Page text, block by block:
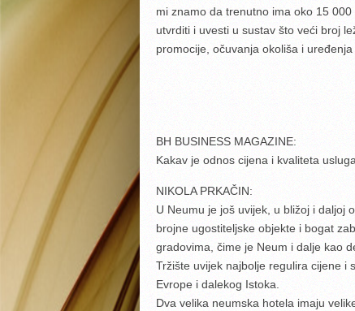
mi znamo da trenutno ima oko 15
utvrditi i uvesti u sustav što veći broj
promocije, očuvanja okoliša i uređenja
BH BUSINESS MAGAZINE:
Kakav je odnos cijena i kvaliteta
NIKOLA PRKAČIN:
U Neumu je još uvijek, u bližoj i daljoj
brojne ugostiteljske objekte i bogat
gradovima, čime je Neum i dalje kao
Tržište uvijek najbolje regulira cijene i
Evrope i dalekog Istoka.
Dva velika neumska hotela imaju